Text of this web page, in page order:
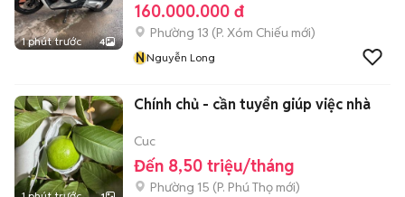
1 phút trước 4
160.000.000 đ
Phường 13 (P. Xóm Chiếu mới)
NNguyễn Long
Chính chủ - cần tuyển giúp việc nhà
Cuc
Đến 8,50 triệu/tháng
Phường 15 (P. Phú Thọ mới)